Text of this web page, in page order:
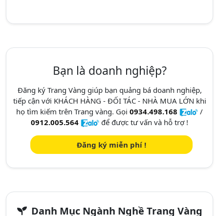
Bạn là doanh nghiệp?
Đăng ký Trang Vàng giúp bạn quảng bá doanh nghiệp,
tiếp cận với KHÁCH HÀNG - ĐỐI TÁC - NHÀ MUA LỚN khi
họ tìm kiếm trên Trang vàng. Gọi 0934.498.168
/
0912.005.564
để được tư vấn và hỗ trợ !
Đăng ký miễn phí !
Danh Mục Ngành Nghề Trang Vàng